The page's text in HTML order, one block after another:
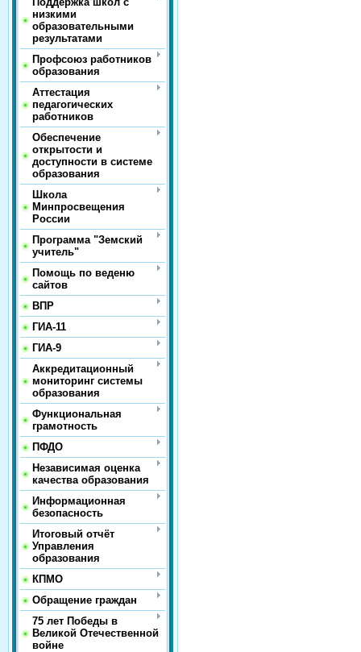
низкими
образовательными
результатами
Профсоюз работников
образования
Аттестация
педагогических
работников
Обеспечение
открытости и
доступности в системе
образования
Школа
Минпросвещения
России
Программа "Земский
учитель"
Помощь по веденю
сайтов
ВПР
ГИА-11
ГИА-9
Аккредитационный
мониторинг системы
образования
Функциональная
грамотность
ПФДО
Независимая оценка
качества образования
Информационная
безопасность
Итоговый отчёт
Управления
образования
КПМО
Обращение граждан
75 лет Победы в
Великой Отечественной
войне